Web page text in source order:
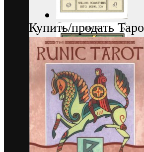
Купить/продать Таро